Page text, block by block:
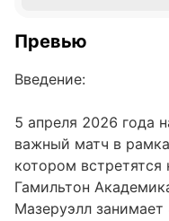
Превью
Введение:
5 апреля 2026 года
важный матч в
котором
Гамильтон
Мазеруэлл